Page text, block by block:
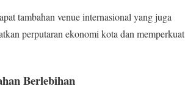
tambahan venue internasional yang juga
perputaran ekonomi kota dan memperkuat
Berlebihan